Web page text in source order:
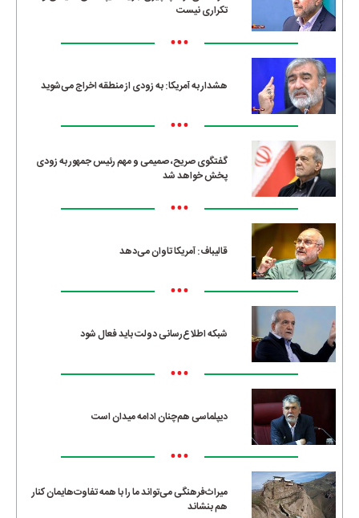
تکراری نیست
•••
هشدار به آمریکا: به زودی از منطقه اخراج می‌شوید
•••
گفتگوی صریح، صمیمی و مهم رئیس جمهور به زودی
پخش خواهد شد
•••
قالیباف: آمریکا تاوان می‌دهد
•••
شبکه اطلاع‌رسانی دولت باید فعال شود
•••
دیپلماسی هم‌چنان ادامه میدان است
•••
میراث‌فرهنگی می‌تواند ما را با همه تفاوت‌هایمان کنار
هم بنشاند